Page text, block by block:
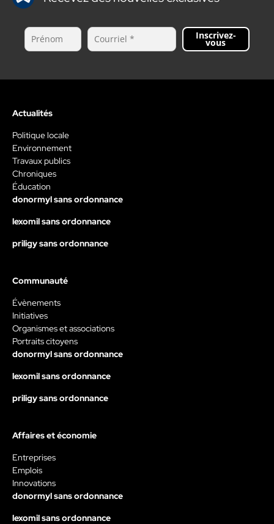
Inscrivez-
vous
Actualités
Politique locale
Environnement
Travaux publics
Chroniques
Éducation
donormyl sans ordonnance
lexomil sans ordonnance
priligy sans ordonnance
Communauté
Évènements
Initiatives
Organismes et associations
Portraits citoyens
donormyl sans ordonnance
lexomil sans ordonnance
priligy sans ordonnance
Affaires et économie
Entreprises
Emplois
Innovations
donormyl sans ordonnance
lexomil sans ordonnance